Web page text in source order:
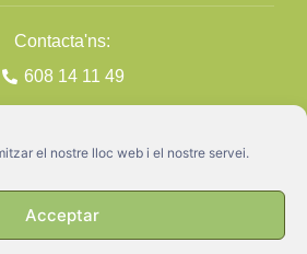
el nostre lloc web i el nostre servei.
Acceptar
Contacta'ns:
608 14 11 49